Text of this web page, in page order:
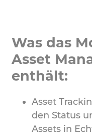
Was das
Asset
enthält:
Asset
den Status
Assets in